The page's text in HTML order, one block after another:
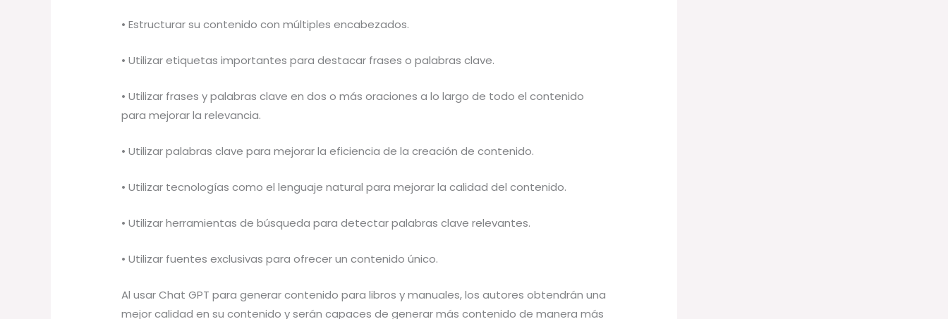
• Estructurar su contenido con múltiples encabezados.
• Utilizar etiquetas importantes para destacar frases o palabras clave.
• Utilizar frases y palabras clave en dos o más oraciones a lo largo de todo el contenido
para mejorar la relevancia.
• Utilizar palabras clave para mejorar la eficiencia de la creación de contenido.
• Utilizar tecnologías como el lenguaje natural para mejorar la calidad del contenido.
• Utilizar herramientas de búsqueda para detectar palabras clave relevantes.
• Utilizar fuentes exclusivas para ofrecer un contenido único.
Al usar Chat GPT para generar contenido para libros y manuales, los autores obtendrán una
mejor calidad en su contenido y serán capaces de generar más contenido de manera más